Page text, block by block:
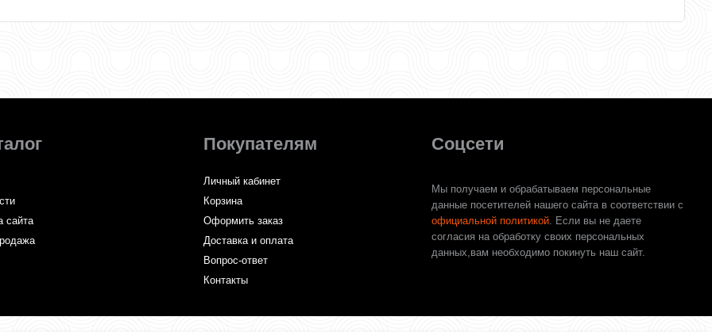
сайта
Покупателям
Личный кабинет
Корзина
Оформить заказ
Доставка и оплата
Вопрос-ответ
Контакты
Соцсети
Мы получаем и обрабатываем персональные
данные посетителей нашего сайта в соответствии с
официальной политикой. Если вы не даете
согласия на обработку своих персональных
данных,вам необходимо покинуть наш сайт.